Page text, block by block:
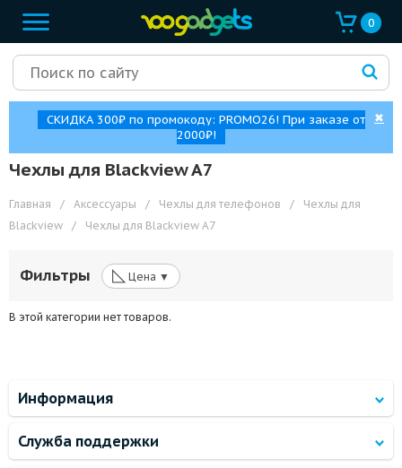
0
СКИДКА 300₽ по промокоду: PROMO26! При заказе от
2000₽!
✖
Чехлы для Blackview A7
Главная / Аксессуары / Чехлы для телефонов /
Чехлы для
Blackview
/ Чехлы для Blackview A7
Фильтры ◺ Цена ▼
В этой категории нет товаров.
Информация
Служба поддержки